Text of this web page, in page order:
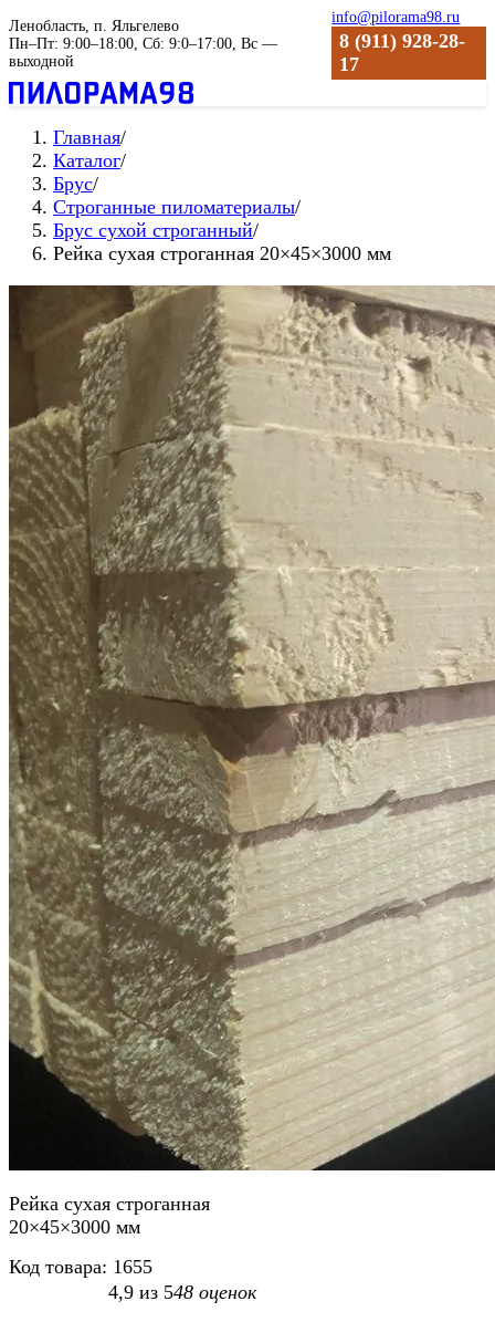
Ленобласть, п. Яльгелево
Пн–Пт: 9:00–18:00, Сб: 9:0–17:00, Вс —
выходной
info@pilorama98.ru
8 (911) 928-28-
17
Главная/
Каталог/
Брус/
Строганные пиломатериалы/
Брус сухой строганный/
Рейка сухая строганная 20×45×3000 мм
Рейка сухая строганная
20×45×3000 мм
Код товара: 1655
4,9 из 548 оценок